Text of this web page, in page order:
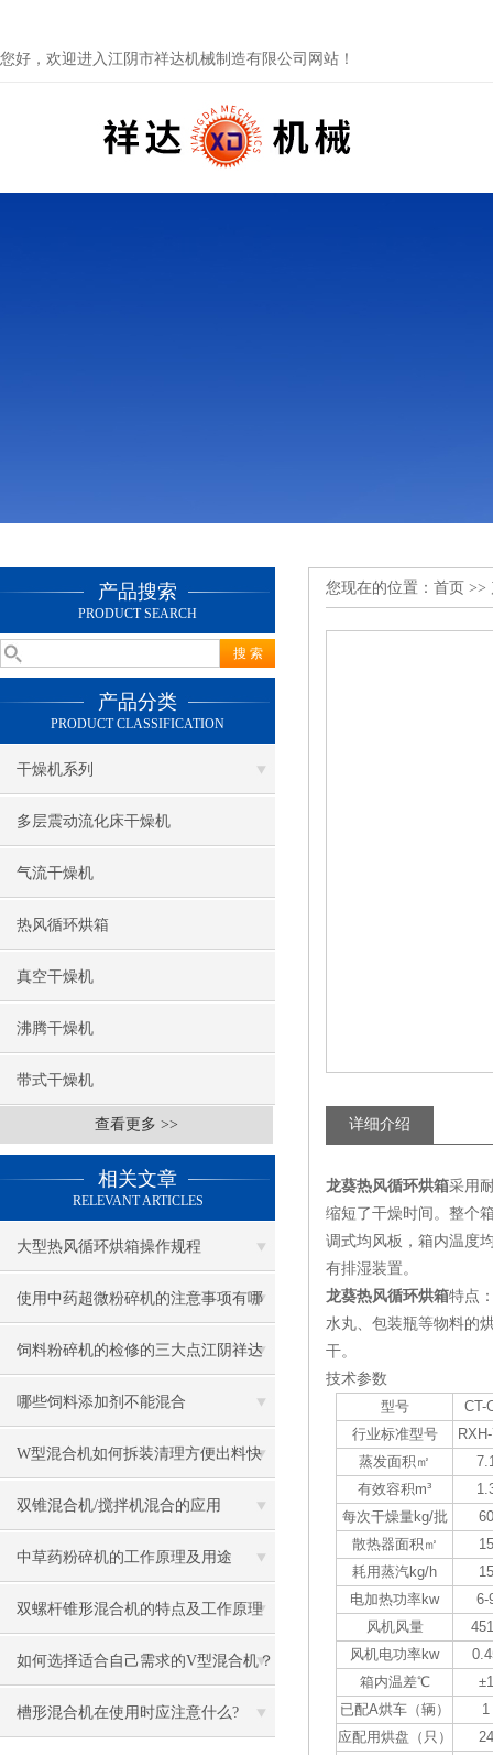
您好，欢迎进入江阴市祥达机械制造有限公司网站！
产品搜索
PRODUCT SEARCH
产品分类
PRODUCT CLASSIFICATION
干燥机系列
多层震动流化床干燥机
气流干燥机
热风循环烘箱
真空干燥机
沸腾干燥机
带式干燥机
查看更多 >>
相关文章
RELEVANT ARTICLES
大型热风循环烘箱操作规程
使用中药超微粉碎机的注意事项有哪
些
饲料粉碎机的检修的三大点江阴祥达
机械
哪些饲料添加剂不能混合
W型混合机如何拆装清理方便出料快
而方便
双锥混合机/搅拌机混合的应用
中草药粉碎机的工作原理及用途
双螺杆锥形混合机的特点及工作原理
如何选择适合自己需求的V型混合机？
槽形混合机在使用时应注意什么?
您现在的位置： 首页 >>
详细介绍
龙葵热风循环烘箱采用
缩短了干燥时间。整个
调式均风板，箱内温度
有排湿装置。
龙葵热风循环烘箱特点
水丸、包装瓶等物料的
干。
技术参数
型号
CT-
行业标准型号
蒸发面积㎡
有效容积m³
每次干燥量kg/批
60
散热器面积㎡
15
耗用蒸汽kg/h
15
电加热功率kw
6-
风机风量
风机电功率kw
箱内温差℃
±1
已配A烘车（辆）
1
应配用烘盘（只）
24